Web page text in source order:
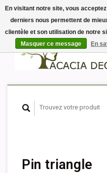
Pin triangle
En visitant notre site, vous
derniers nous permettent de
clientèle et son utilisation de notre
Masquer ce message
En